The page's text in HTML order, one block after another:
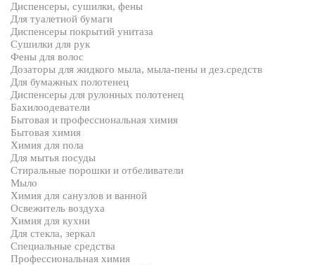
Диспенсеры, сушилки, фены
Для туалетной бумаги
Диспенсеры покрытий унитаза
Сушилки для рук
Фены для волос
Дозаторы для жидкого мыла, мыла-пены и дез.средств
Для бумажных полотенец
Диспенсеры для рулонных полотенец
Бахилоодеватели
Бытовая и профессиональная химия
Бытовая химия
Химия для пола
Для мытья посуды
Стиральные порошки и отбеливатели
Мыло
Химия для санузлов и ванной
Освежитель воздуха
Химия для кухни
Для стекла, зеркал
Специальные средства
Профессиональная химия